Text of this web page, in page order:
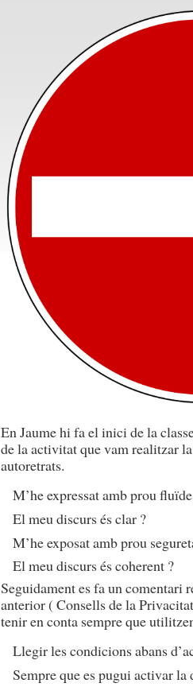
En Jaume hi fa el inici de la
de la activitat que vam realitzar
autoretrats.
M’he expressat amb prou
El meu discurs és clar ?
M’he exposat amb prou
El meu discurs és coherent ?
Seguidament es fa un comentari
anterior ( Consells de la
tenir en conta sempre que
Llegir les condicions abans
Sempre que es pugui activar